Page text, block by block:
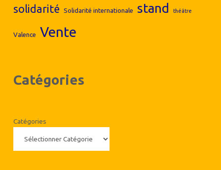
solidarité Solidarité internationale stand théâtre
Valence Vente
Catégories
Catégories